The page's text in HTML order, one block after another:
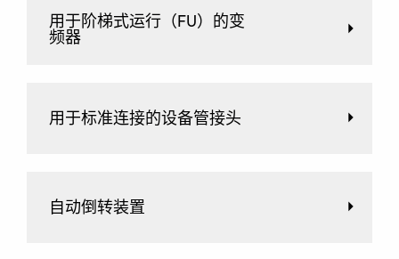
用于阶梯式运行（FU）的变
频器
用于标准连接的设备管接头
自动倒转装置